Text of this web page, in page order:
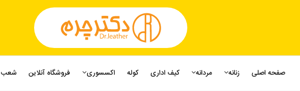
صفحه اصلی زنانه مردانه کیف اداری کوله اکسسوری فروشگاه آنلاین شعب